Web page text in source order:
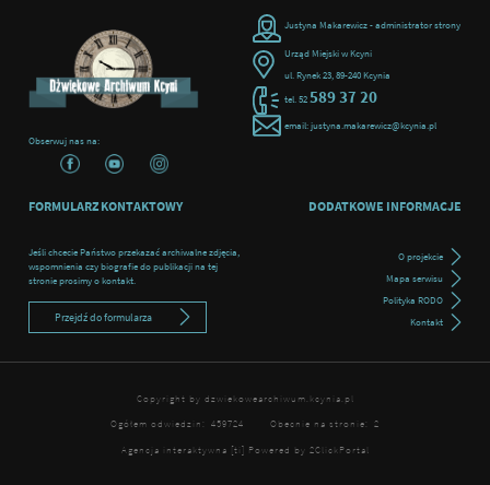
Obserwuj nas na:
Justyna Makarewicz - administrator strony
Urząd Miejski w Kcyni
ul. Rynek 23, 89-240 Kcynia
tel. 52589 37 20
email: justyna.makarewicz@kcynia.pl
FORMULARZ KONTAKTOWY
Jeśli chcecie Państwo przekazać archiwalne zdjęcia,
wspomnienia czy biografie do publikacji na tej
stronie prosimy o kontakt.
Przejdź do formularza
DODATKOWE INFORMACJE
O projekcie
Mapa serwisu
Polityka RODO
Kontakt
Copyright by dzwiekowearchiwum.kcynia.pl
Ogółem odwiedzin:
459724 Obecnie na stronie:
2
Agencja interaktywna [ti] Powered by 2ClickPortal